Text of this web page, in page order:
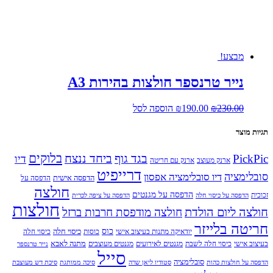
מבצע!
נייר טרנספר חולצות בהירות A3
₪230.00
המחיר ₪190.00
המחיר
הוספה לסל
תגיות מוצר
PickPic ארנק מעוצב ארנק עם חריטה בגד גוף ביחד ננצח בלוקים דיו
סובלימציה דיו סובלימציה אפסון דרייפיט הדפסה אישית הדפסה על
זכוכית הדפסה על כיסוי חלה הדפסה על מגנטים הדפסה על ציפה לכרית חולצה
חולצה ליום הולדת חולצה מודפסת חרבות ברזל חולצות
חריטה בלייזר יודאיקה מתנות בעיצוב אישי כוס כוסות כיסוי חלה כיסוי חלה
בעיצוב אישי כיסוי חלה לשבת מגנטים לאירועים מגנטים מעוצבים מתנה לאבא נייר טרנספר
הדפסה על חולצות כהות סובלימציה סטודיו ליאן שרה סייל סיכה ממותגת סיכת דש מעוצבת